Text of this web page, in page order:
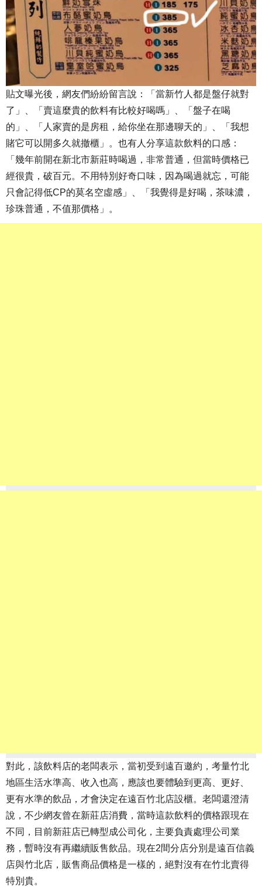
貼文曝光後，網友們紛紛留言說：「當新竹人都是盤仔就對
了」、「賣這麼貴的飲料有比較好喝嗎」、「盤子在喝
的」、「人家賣的是房租，給你坐在那邊聊天的」、「我想
賭它可以開多久就撤櫃」。也有人分享這款飲料的口感：
「幾年前開在新北市新莊時喝過，非常普通，但當時價格已
經很貴，破百元。不用特別好奇口味，因為喝過就忘，可能
只會記得低CP的莫名空虛感」、「我覺得是好喝，茶味濃，
珍珠普通，不值那價格」。
對此，該飲料店的老闆表示，當初受到遠百邀約，考量竹北
地區生活水準高、收入也高，應該也要體驗到更高、更好、
更有水準的飲品，才會決定在遠百竹北店設櫃。老闆還澄清
說，不少網友曾在新莊店消費，當時這款飲料的價格跟現在
不同，目前新莊店已轉型成公司化，主要負責處理公司業
務，暫時沒有再繼續販售飲品。現在2間分店分別是遠百信義
店與竹北店，販售商品價格是一樣的，絕對沒有在竹北賣得
特別貴。